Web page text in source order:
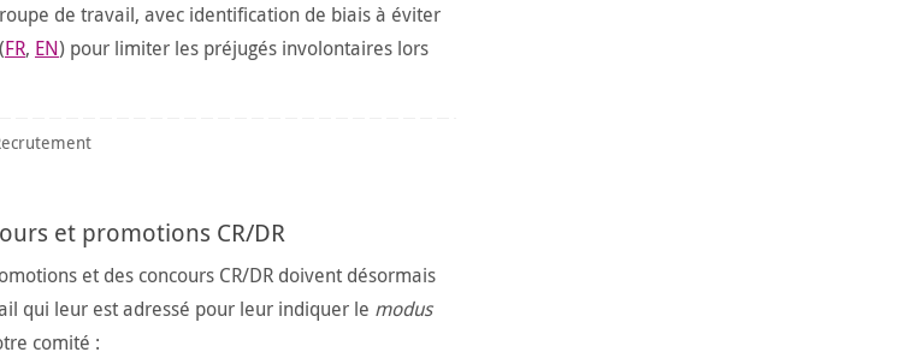
de travail, avec identification de biais à éviter
FR, EN) pour limiter les préjugés involontaires lors
et promotions CR/DR
et des concours CR/DR doivent désormais
qui leur est adressé pour leur indiquer le modus
comité :